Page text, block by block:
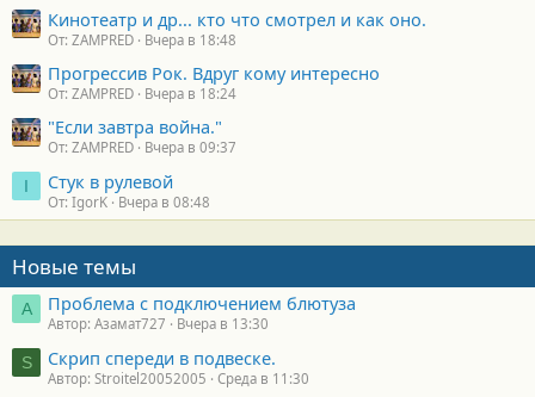
Кинотеатр и др... кто что смотрел и как оно.
От: ZAMPRED Вчера в 18:48
Прогрессив Рок. Вдруг кому интересно
От: ZAMPRED Вчера в 18:24
"Если завтра война."
От: ZAMPRED Вчера в 09:37
I Стук в рулевой
От: IgorK Вчера в 08:48
Новые темы
А Проблема с подключением блютуза
Автор: Азамат727 Вчера в 13:30
S Скрип спереди в подвеске.
Автор: Stroitel20052005 Среда в 11:30